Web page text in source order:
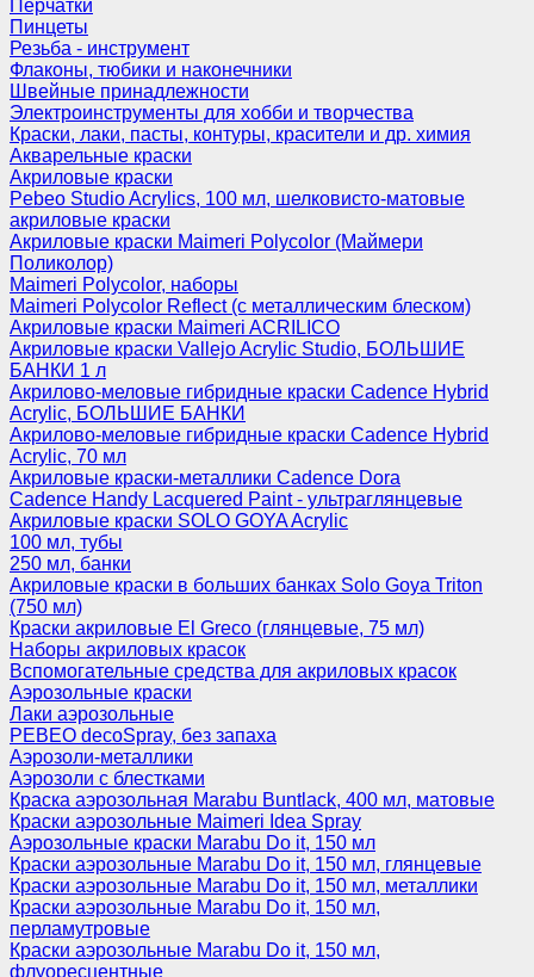
Перчатки
Пинцеты
Резьба - инструмент
Флаконы, тюбики и наконечники
Швейные принадлежности
Электроинструменты для хобби и творчества
Краски, лаки, пасты, контуры, красители и др. химия
Акварельные краски
Акриловые краски
Pebeo Studio Acrylics, 100 мл, шелковисто-матовые
акриловые краски
Акриловые краски Maimeri Polycolor (Маймери
Поликолор)
Maimeri Polycolor, наборы
Maimeri Polycolor Reflect (с металлическим блеском)
Акриловые краски Maimeri ACRILICO
Акриловые краски Vallejo Acrylic Studio, БОЛЬШИЕ
БАНКИ 1 л
Акрилово-меловые гибридные краски Cadence Hybrid
Acrylic, БОЛЬШИЕ БАНКИ
Акрилово-меловые гибридные краски Cadence Hybrid
Acrylic, 70 мл
Акриловые краски-металлики Cadence Dora
Cadence Handy Lacquered Paint - ультраглянцевые
Акриловые краски SOLO GOYA Acrylic
100 мл, тубы
250 мл, банки
Акриловые краски в больших банках Solo Goya Triton
(750 мл)
Краски акриловые El Greco (глянцевые, 75 мл)
Наборы акриловых красок
Вспомогательные средства для акриловых красок
Аэрозольные краски
Лаки аэрозольные
PEBEO decoSpray, без запаха
Аэрозоли-металлики
Аэрозоли с блестками
Краска аэрозольная Marabu Buntlack, 400 мл, матовые
Краски аэрозольные Maimeri Idea Spray
Аэрозольные краски Marabu Do it, 150 мл
Краски аэрозольные Marabu Do it, 150 мл, глянцевые
Краски аэрозольные Marabu Do it, 150 мл, металлики
Краски аэрозольные Marabu Do it, 150 мл,
перламутровые
Краски аэрозольные Marabu Do it, 150 мл,
флуоресцентные